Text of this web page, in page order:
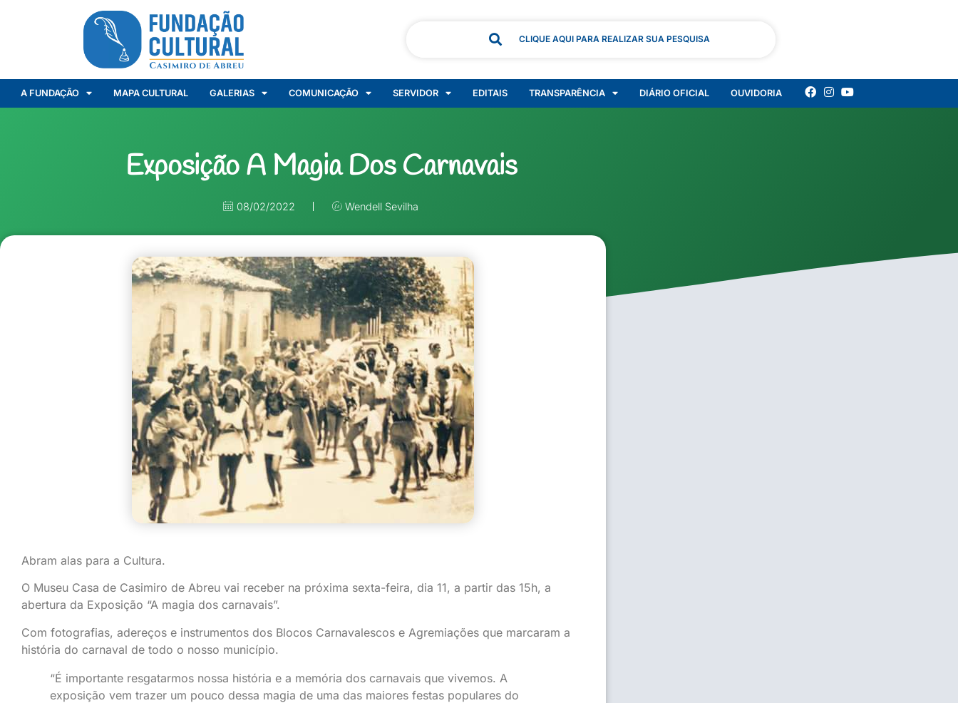
CLIQUE AQUI PARA REALIZAR SUA PESQUISA
A FUNDAÇÃO MAPA CULTURAL GALERIAS COMUNICAÇÃO SERVIDOR EDITAIS TRANSPARÊNCIA DIÁRIO OFICIAL OUVIDORIA
Exposição A Magia Dos Carnavais
08/02/2022 Wendell Sevilha
Abram alas para a Cultura.
O Museu Casa de Casimiro de Abreu vai receber na próxima sexta-feira, dia 11, a partir das 15h, a
abertura da Exposição “A magia dos carnavais”.
Com fotografias, adereços e instrumentos dos Blocos Carnavalescos e Agremiações que marcaram a
história do carnaval de todo o nosso município.
“É importante resgatarmos nossa história e a memória dos carnavais que vivemos. A
exposição vem trazer um pouco dessa magia de uma das maiores festas populares do